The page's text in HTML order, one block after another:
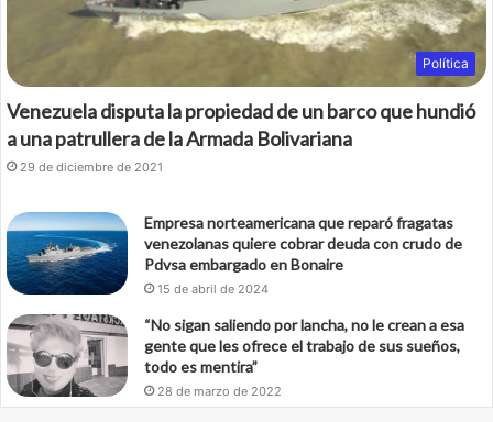
Política
Venezuela disputa la propiedad de un barco que hundió
a una patrullera de la Armada Bolivariana
29 de diciembre de 2021
Empresa norteamericana que reparó fragatas
venezolanas quiere cobrar deuda con crudo de
Pdvsa embargado en Bonaire
15 de abril de 2024
“No sigan saliendo por lancha, no le crean a esa
gente que les ofrece el trabajo de sus sueños,
todo es mentira”
28 de marzo de 2022